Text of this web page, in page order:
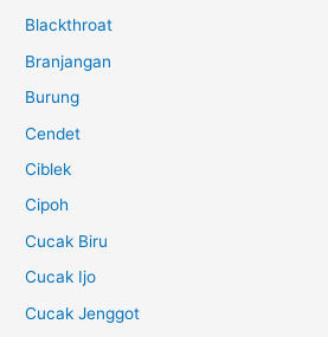
Blackthroat
Branjangan
Burung
Cendet
Ciblek
Cipoh
Cucak Biru
Cucak Ijo
Cucak Jenggot